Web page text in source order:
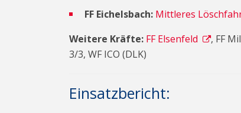
FF Eichelsbach: Mittleres
Weitere Kräfte: FF Elsenfeld , FF
3/3, WF ICO (DLK)
Einsatzbericht: